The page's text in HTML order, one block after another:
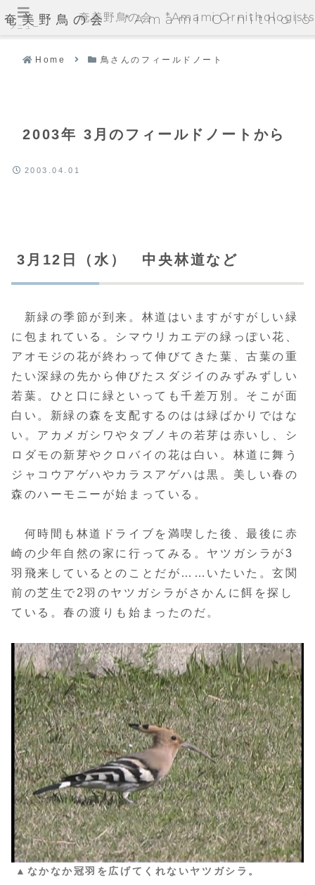
奄美野鳥の会 *Amami
Home 鳥さんのフィールドノート
2003年 3月のフィールドノートから
2003.04.01
3月12日（水） 中央林道など
新緑の季節が到来。林道はいますがすがしい緑
に包まれている。シマウリカエデの緑っぽい花、
アオモジの花が終わって伸びてきた葉、古葉の重
たい深緑の先から伸びたスダジイのみずみずしい
若葉。ひと口に緑といっても千差万別。そこが面
白い。新緑の森を支配するのはは緑ばかりではな
い。アカメガシワやタブノキの若芽は赤いし、シ
ロダモの新芽やクロバイの花は白い。林道に舞う
ジャコウアゲハやカラスアゲハは黒。美しい春の
森のハーモニーが始まっている。
何時間も林道ドライブを満喫した後、最後に赤
崎の少年自然の家に行ってみる。ヤツガシラが3
羽飛来しているとのことだが……いたいた。玄関
前の芝生で2羽のヤツガシラがさかんに餌を探し
ている。春の渡りも始まったのだ。
▲なかなか冠羽を広げてくれないヤツガシラ。
メニュー
奄美野鳥の会 *Amami